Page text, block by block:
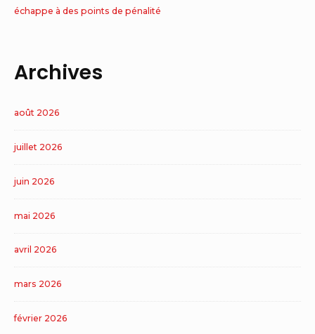
échappe à des points de pénalité
Archives
août 2026
juillet 2026
juin 2026
mai 2026
avril 2026
mars 2026
février 2026